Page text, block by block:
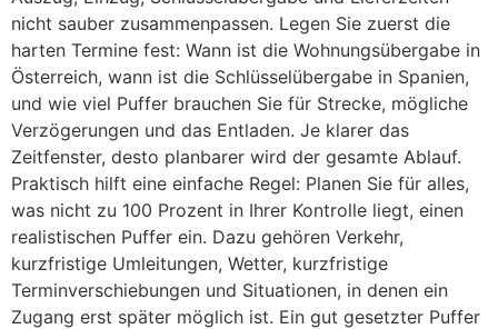
nicht sauber zusammenpassen. Legen Sie zuerst die
harten Termine fest: Wann ist die Wohnungsübergabe in
Österreich, wann ist die Schlüsselübergabe in Spanien,
und wie viel Puffer brauchen Sie für Strecke, mögliche
Verzögerungen und das Entladen. Je klarer das
Zeitfenster, desto planbarer wird der gesamte Ablauf.
Praktisch hilft eine einfache Regel: Planen Sie für alles,
was nicht zu 100 Prozent in Ihrer Kontrolle liegt, einen
realistischen Puffer ein. Dazu gehören Verkehr,
kurzfristige Umleitungen, Wetter, kurzfristige
Terminverschiebungen und Situationen, in denen ein
Zugang erst später möglich ist. Ein gut gesetzter Puffer